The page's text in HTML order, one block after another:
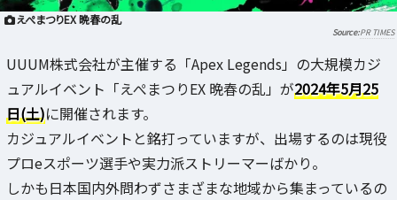
えぺまつりEX 晩春の乱
PR TIMES
UUUM株式会社が主催する「Apex Legends」の大規模カジ
ュアルイベント「えぺまつりEX 晩春の乱」が2024年5月25
日(土)に開催されます。
カジュアルイベントと銘打っていますが、出場するのは現役
プロeスポーツ選手や実力派ストリーマーばかり。
しかも日本国内外問わずさまざまな地域から集まっているの